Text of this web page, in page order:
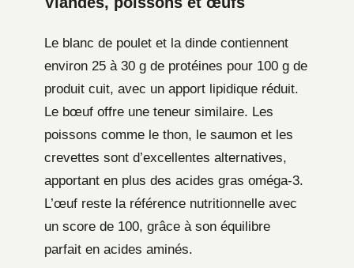
Le blanc de poulet et la dinde contiennent
environ 25 à 30 g de protéines pour 100 g de
produit cuit, avec un apport lipidique réduit.
Le bœuf offre une teneur similaire. Les
poissons comme le thon, le saumon et les
crevettes sont d’excellentes alternatives,
apportant en plus des acides gras oméga-3.
L’œuf reste la référence nutritionnelle avec
un score de 100, grâce à son équilibre
parfait en acides aminés.